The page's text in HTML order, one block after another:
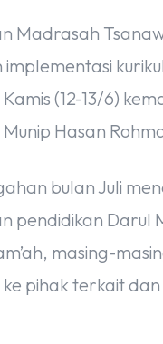
Madrasah
(12-13/6)
Hasan
bulan Juli
pendidikan Darul
masing-
pihak terkait